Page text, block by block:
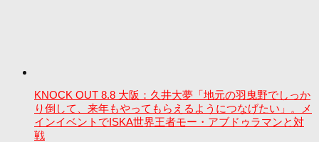
KNOCK OUT 8.8 大阪：久井大夢「地元の羽曳野でしっか
り倒して、来年もやってもらえるようにつなげたい」。メ
インイベントでISKA世界王者モー・アブドゥラマンと対
戦